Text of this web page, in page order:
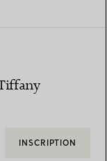
INSCRIPTION